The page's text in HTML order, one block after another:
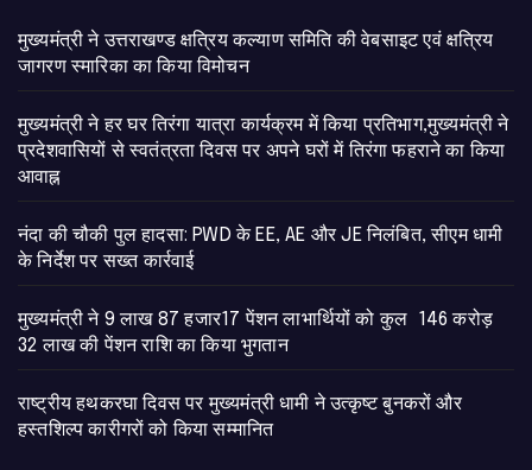
मुख्यमंत्री ने उत्तराखण्ड क्षत्रिय कल्याण समिति की वेबसाइट एवं क्षत्रिय
जागरण स्मारिका का किया विमोचन
मुख्यमंत्री ने हर घर तिरंगा यात्रा कार्यक्रम में किया प्रतिभाग,मुख्यमंत्री ने
प्रदेशवासियों से स्वतंत्रता दिवस पर अपने घरों में तिरंगा फहराने का किया
आवाह्न
नंदा की चौकी पुल हादसा: PWD के EE, AE और JE निलंबित, सीएम धामी
के निर्देश पर सख्त कार्रवाई
मुख्यमंत्री ने 9 लाख 87 हजार17 पेंशन लाभार्थियों को कुल 146 करोड़
32 लाख की पेंशन राशि का किया भुगतान
राष्ट्रीय हथकरघा दिवस पर मुख्यमंत्री धामी ने उत्कृष्ट बुनकरों और
हस्तशिल्प कारीगरों को किया सम्मानित